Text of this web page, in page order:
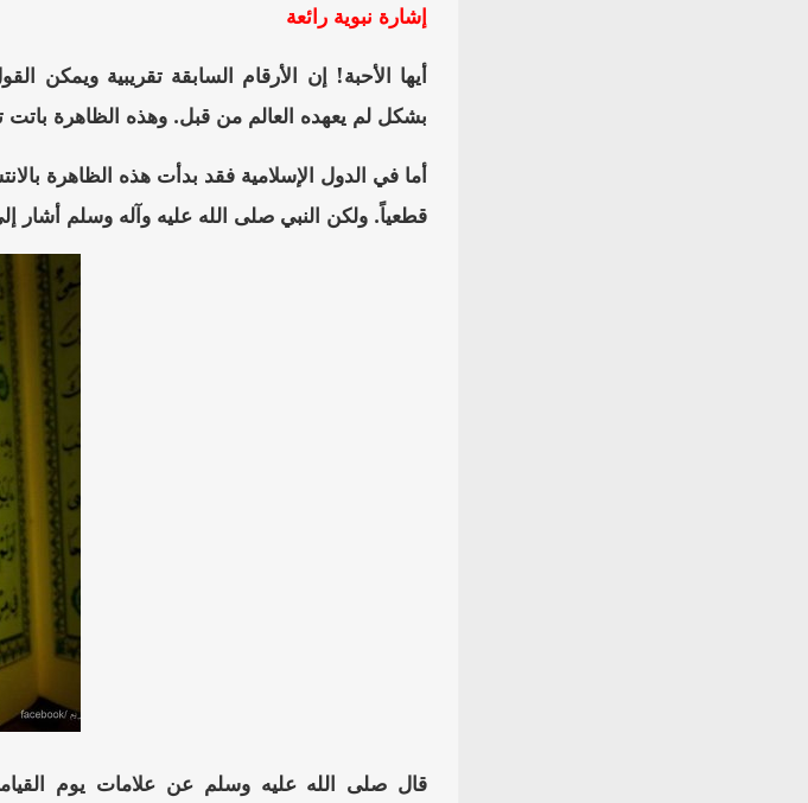
إشارة نبوية رائعة
أيها الأحبة! إن الأرقام السابقة تقريبية ويمكن
بشكل لم يعهده العالم من قبل. وهذه الظاهرة باتت
أما في الدول الإسلامية فقد بدأت هذه الظاهرة
قطعياً. ولكن النبي صلى الله عليه وآله وسلم
قال صلى الله عليه وسلم عن علامات يوم